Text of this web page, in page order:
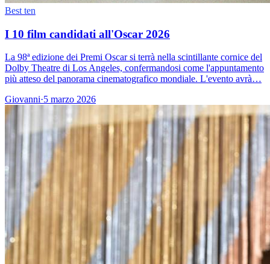
Best ten
I 10 film candidati all'Oscar 2026
La 98ª edizione dei Premi Oscar si terrà nella scintillante cornice del
Dolby Theatre di Los Angeles, confermandosi come l'appuntamento
più atteso del panorama cinematografico mondiale. L'evento avrà…
Giovanni·5 marzo 2026